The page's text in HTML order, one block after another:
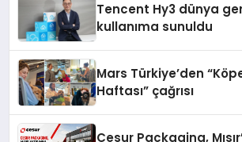
Tencent Hy3 dünya
kullanıma sunuldu
Mars Türkiye’den
Haftası” çağrısı
Cesur Packaging,